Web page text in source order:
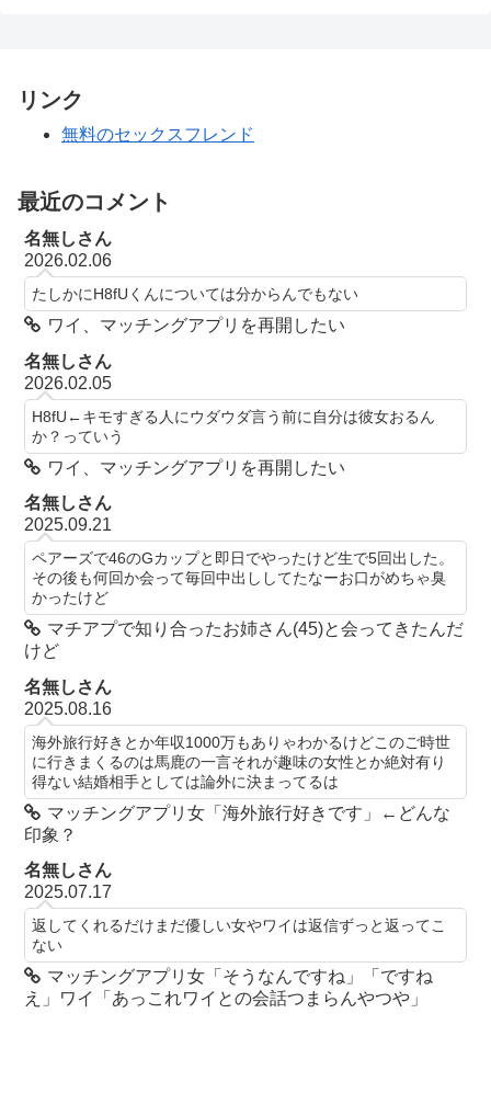
リンク
無料のセックスフレンド
最近のコメント
名無しさん
2026.02.06
たしかにH8fUくんについては分からんでもない
ワイ、マッチングアプリを再開したい
名無しさん
2026.02.05
H8fU←キモすぎる人にウダウダ言う前に自分は彼女おるん
か？っていう
ワイ、マッチングアプリを再開したい
名無しさん
2025.09.21
ペアーズで46のGカップと即日でやったけど生で5回出した。
その後も何回か会って毎回中出ししてたなーお口がめちゃ臭
かったけど
マチアプで知り合ったお姉さん(45)と会ってきたんだ
けど
名無しさん
2025.08.16
海外旅行好きとか年収1000万もありゃわかるけどこのご時世
に行きまくるのは馬鹿の一言それが趣味の女性とか絶対有り
得ない結婚相手としては論外に決まってるは
マッチングアプリ女「海外旅行好きです」←どんな
印象？
名無しさん
2025.07.17
返してくれるだけまだ優しい女やワイは返信ずっと返ってこ
ない
マッチングアプリ女「そうなんですね」「ですね
え」ワイ「あっこれワイとの会話つまらんやつや」